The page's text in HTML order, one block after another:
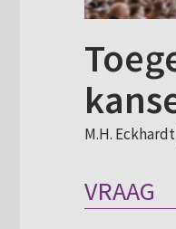
M.H.
VRAAG